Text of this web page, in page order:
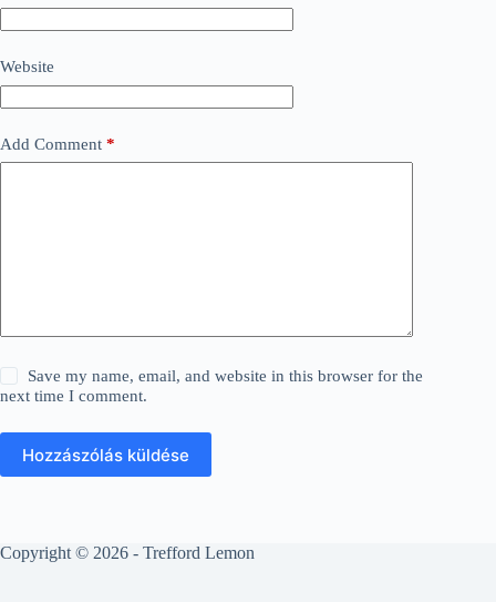
Website
Add Comment *
Save my name, email, and website in this browser for the
next time I comment.
Hozzászólás küldése
Copyright © 2026 - Trefford Lemon